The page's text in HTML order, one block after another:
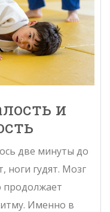
и
две минуты до
ноги гудят. Мозг
продолжает
Именно в